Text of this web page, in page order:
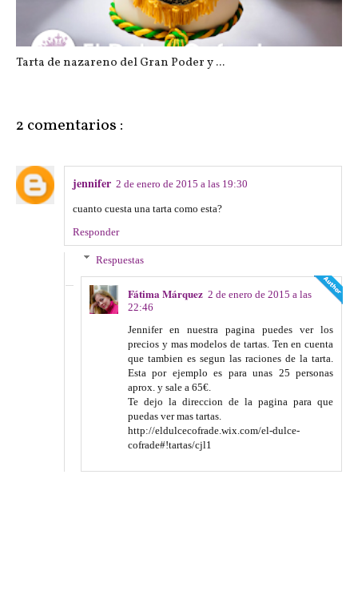
Tarta de nazareno del Gran Poder y ...
2 comentarios :
jennifer 2 de enero de 2015 a las 19:30
cuanto cuesta una tarta como esta?
Responder
Respuestas
Fátima Márquez 2 de enero de 2015 a las
22:46
Jennifer en nuestra pagina puedes ver los
precios y mas modelos de tartas. Ten en cuenta
que tambien es segun las raciones de la tarta.
Esta por ejemplo es para unas 25 personas
aprox. y sale a 65€.
Te dejo la direccion de la pagina para que
puedas ver mas tartas.
http://eldulcecofrade.wix.com/el-dulce-
cofrade#!tartas/cjl1